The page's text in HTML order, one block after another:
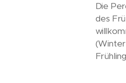
Die
des